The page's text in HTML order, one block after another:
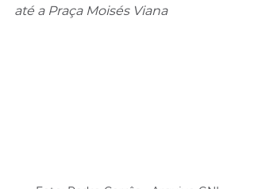
até a Praça Moisés Viana